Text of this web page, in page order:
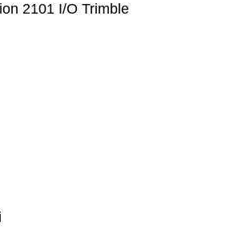
2101 I/O Trimble